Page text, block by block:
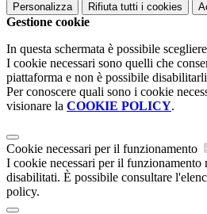
Personalizza Rifiuta tutti i cookies
Gestione cookie
In questa schermata è possibile
I cookie necessari sono quelli che
piattaforma e non è possibile
Per conoscere quali sono i cookie
visionare la COOKIE POLICY.
Cookie necessari per il funzionamento
I cookie necessari per il funzionamento
disabilitati. È possibile consultare
policy.